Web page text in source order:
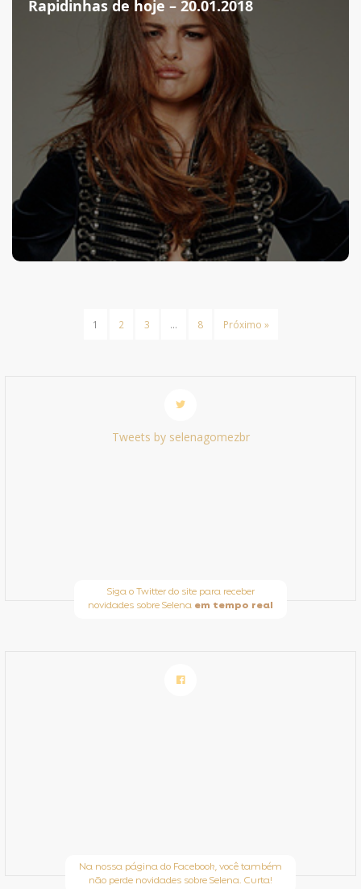
Rapidinhas de hoje – 20.01.2018
1 2 3 … 8 Próximo »
Tweets by selenagomezbr
Siga o Twitter do site para receber
novidades sobre Selena em tempo real
Na nossa página do Facebook, você também
não perde novidades sobre Selena. Curta!